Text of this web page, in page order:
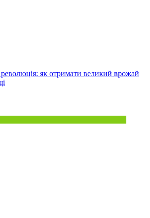
революція: як отримати великий врожай